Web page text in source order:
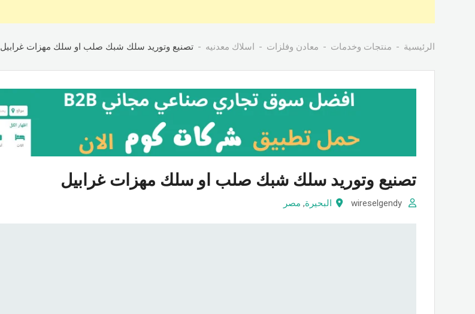
الرئيسية منتجات وخدمات معادن وفلزات اسلاك معدنيه تصنيع وتوريد سلك شبك صلب او سلك مهزات غرابيل
تصنيع وتوريد سلك شبك صلب او سلك مهزات غرابيل
البحيرة, مصر